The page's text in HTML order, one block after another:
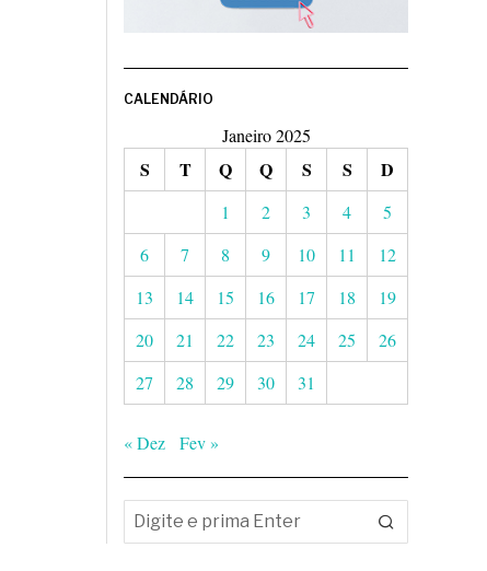
CALENDÁRIO
Janeiro 2025
S T Q Q S S D
1 2 3 4
5
6
7 8 9 10 11
12
13
14 15 16 17 18
19
20
21 22 23 24 25
26
27
28 29 30 31
« Dez Fev »